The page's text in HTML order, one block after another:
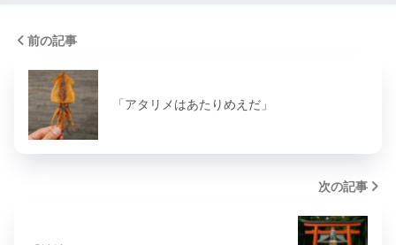
前の記事
「アタリメはあたりめえだ」
次の記事